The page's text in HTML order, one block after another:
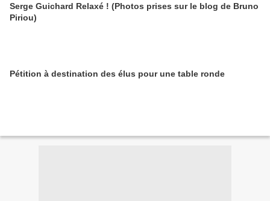
Serge Guichard Relaxé ! (Photos prises sur le blog de Bruno
Piriou)
Pétition à destination des élus pour une table ronde